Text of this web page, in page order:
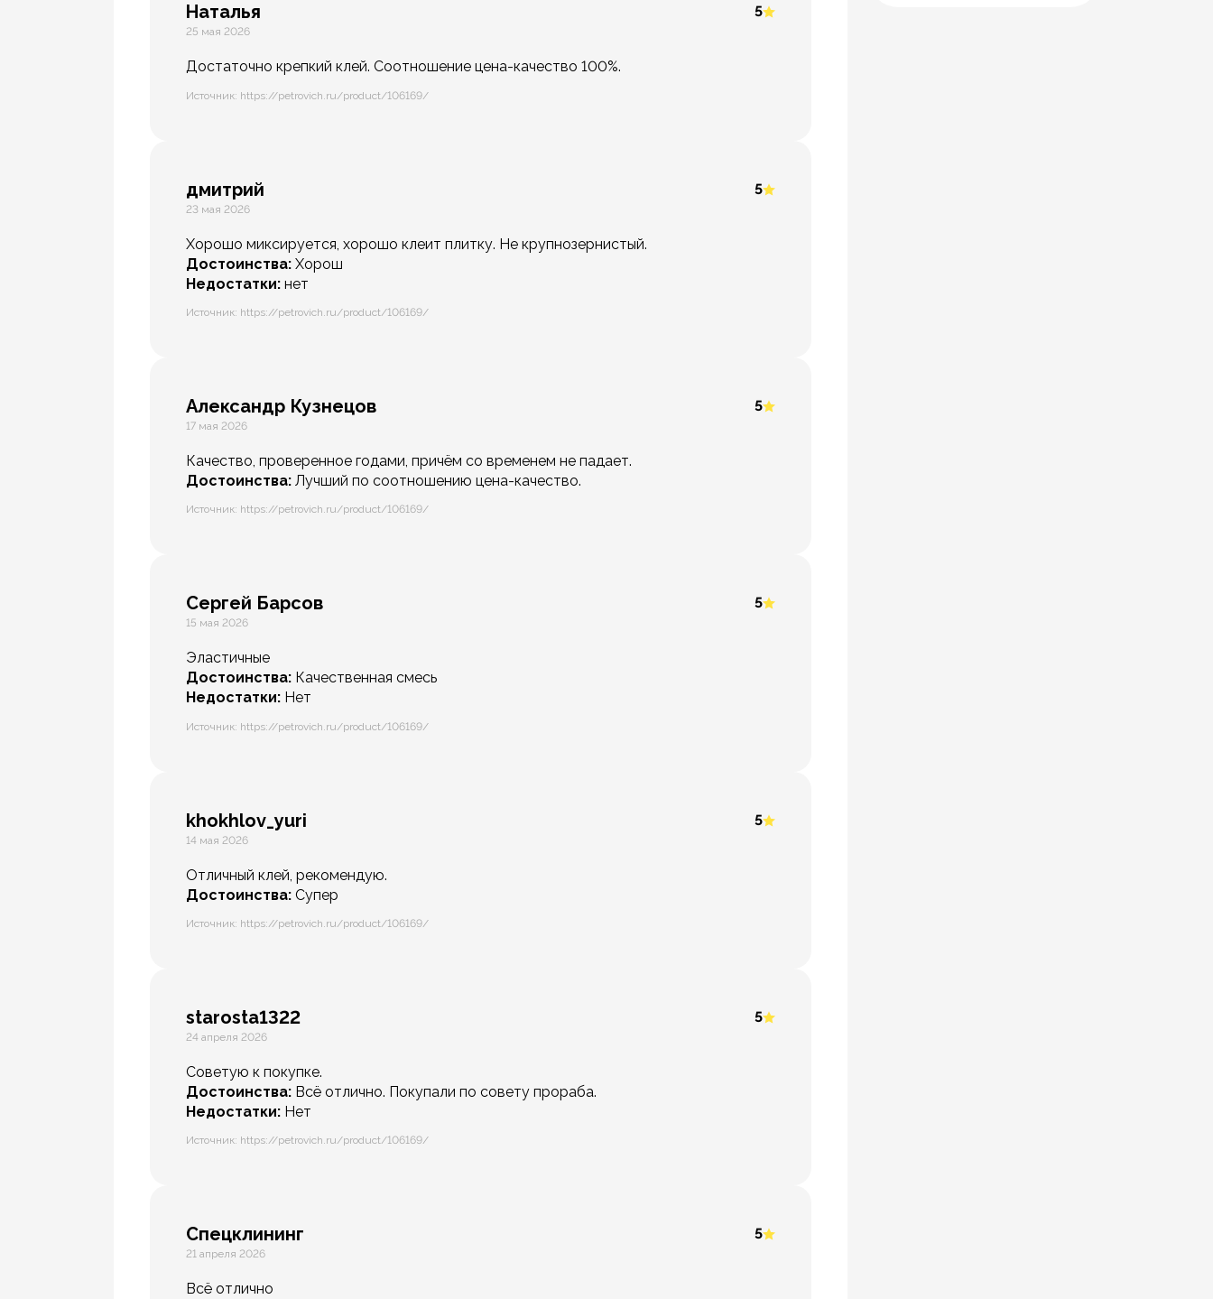
Наталья 5
25 мая 2026
Достаточно крепкий клей. Соотношение цена-качество 100%.
Источник: https://petrovich.ru/product/106169/
дмитрий 5
23 мая 2026
Хорошо миксируется, хорошо клеит плитку. Не крупнозернистый.
Достоинства: Хорош
Недостатки: нет
Источник: https://petrovich.ru/product/106169/
Александр Кузнецов 5
17 мая 2026
Качество, проверенное годами, причём со временем не падает.
Достоинства: Лучший по соотношению цена-качество.
Источник: https://petrovich.ru/product/106169/
Сергей Барсов 5
15 мая 2026
Эластичные
Достоинства: Качественная смесь
Недостатки: Нет
Источник: https://petrovich.ru/product/106169/
khokhlov_yuri 5
14 мая 2026
Отличный клей, рекомендую.
Достоинства: Супер
Источник: https://petrovich.ru/product/106169/
starosta1322 5
24 апреля 2026
Советую к покупке.
Достоинства: Всё отлично. Покупали по совету прораба.
Недостатки: Нет
Источник: https://petrovich.ru/product/106169/
Спецклининг 5
21 апреля 2026
Всё отлично